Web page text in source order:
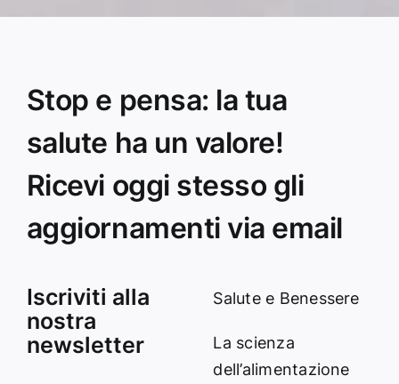
Stop e pensa: la tua
salute ha un valore!
Ricevi oggi stesso gli
aggiornamenti via email
Iscriviti alla
nostra
newsletter
Salute e Benessere
La scienza
dell’alimentazione